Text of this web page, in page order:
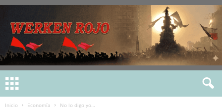
Inicio Economía No lo digo yo…